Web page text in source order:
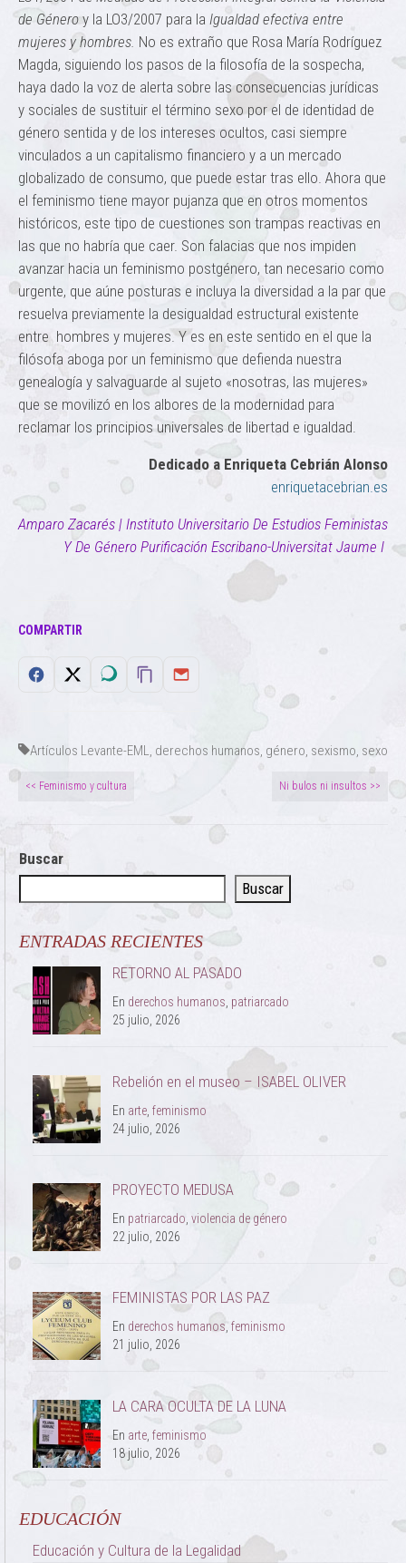
de Géneroy la LO3/2007 para la Igualdad efectiva entre
mujeres y hombres. No es extraño que Rosa María Rodríguez
Magda, siguiendo los pasos de la filosofía de la sospecha,
haya dado la voz de alerta sobre las consecuencias jurídicas
y sociales de sustituir el término sexo por el de identidad de
género sentida y de los intereses ocultos, casi siempre
vinculados a un capitalismo financiero y a un mercado
globalizado de consumo, que puede estar tras ello. Ahora que
el feminismo tiene mayor pujanza que en otros momentos
históricos, este tipo de cuestiones son trampas reactivas en
las que no habría que caer. Son falacias que nos impiden
avanzar hacia un feminismo postgénero, tan necesario como
urgente, que aúne posturas e incluya la diversidad a la par que
resuelva previamente la desigualdad estructural existente
entre hombres y mujeres. Y es en este sentido en el que la
filósofa aboga por un feminismo que defienda nuestra
genealogía y salvaguarde al sujeto «nosotras, las mujeres»
que se movilizó en los albores de la modernidad para
reclamar los principios universales de libertad e igualdad.
Dedicado a Enriqueta Cebrián Alonso
enriquetacebrian.es
Amparo Zacarés | Instituto Universitario De Estudios Feministas
Y De Género Purificación Escribano-Universitat Jaume I
COMPARTIR
Artículos Levante-EML, derechos humanos, género, sexismo, sexo
<< Feminismo y cultura Ni bulos ni insultos >>
Buscar
Buscar
ENTRADAS RECIENTES
RETORNO AL PASADO
En derechos humanos, patriarcado
25 julio, 2026
Rebelión en el museo – ISABEL OLIVER
En arte, feminismo
24 julio, 2026
PROYECTO MEDUSA
En patriarcado violencia de género
22 julio, 2026
FEMINISTAS POR LAS PAZ
En derechos humanos,feminismo
21 julio, 2026
LA CARA OCULTA DE LA LUNA
En arte, feminismo
18 julio, 2026
EDUCACIÓN
Educación y Cultura de la Legalidad